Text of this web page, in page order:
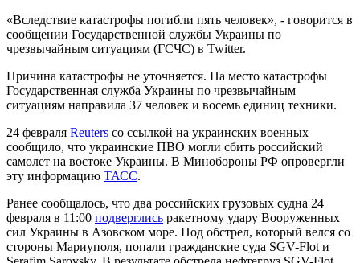
«Вследствие катастрофы погибли пять человек», - говорится в
сообщении Государственной службы Украины по
чрезвычайным ситуациям (ГСЧС) в Twitter.
Причина катастрофы не уточняется. На место катастрофы
Государственная служба Украины по чрезвычайным
ситуациям направила 37 человек и восемь единиц техники.
24 февраля Reuters со ссылкой на украинских военных
сообщило, что украинские ПВО могли сбить российский
самолет на востоке Украины. В Минобороны РФ опровергли
эту информацию ТАСС.
Ранее сообщалось, что два российских грузовых судна 24
февраля в 11:00 подверглись ракетному удару Вооруженных
сил Украины в Азовском море. Под обстрел, который велся со
стороны Мариуполя, попали гражданские суда SGV-Flot и